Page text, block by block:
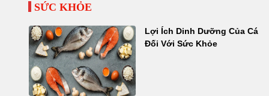
SỨC KHỎE
Lợi Ích Dinh Dưỡng Của Cá
Đối Với Sức Khỏe